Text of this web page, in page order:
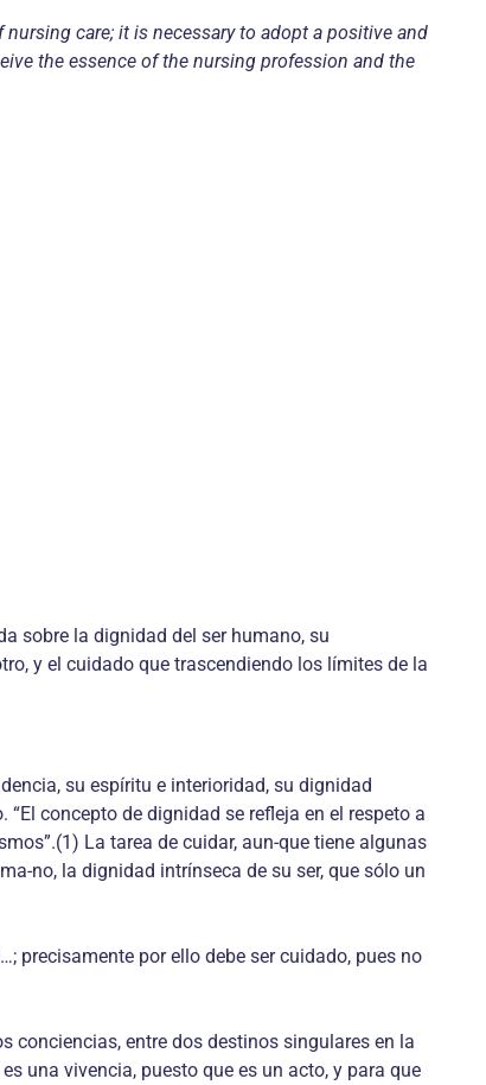
care; it is necessary to adopt a positive and
the essence of the nursing profession and the
sobre la dignidad del ser humano, su
y el cuidado que trascendiendo los límites de la
su espíritu e interioridad, su dignidad
concepto de dignidad se refleja en el respeto a
La tarea de cuidar, aun-que tiene algunas
no, la dignidad intrínseca de su ser, que sólo un
precisamente por ello debe ser cuidado, pues no
conciencias, entre dos destinos singulares en la
una vivencia, puesto que es un acto, y para que